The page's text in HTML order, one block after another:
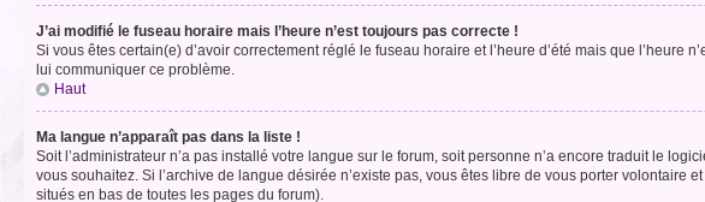
J’ai modifié le fuseau horaire mais l’heure n’est toujours pas correcte !
Si vous êtes certain(e) d’avoir correctement réglé le fuseau horaire et l’heure d’été mais que
lui communiquer ce problème.
Haut
Ma langue n’apparaît pas dans la liste !
Soit l’administrateur n’a pas installé votre langue sur le forum, soit personne n’a encore traduit le
vous souhaitez. Si l’archive de langue désirée n’existe pas, vous êtes libre de vous porter
situés en bas de toutes les pages du forum).